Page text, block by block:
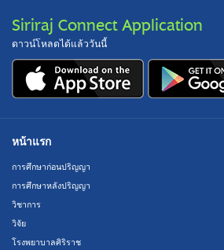
Siriraj Connect Application
ดาวน์โหลดได้แล้ววันนี้
หน้าแรก
การศึกษาก่อนปริญญา
การศึกษาหลังปริญญา
วิชาการ
วิจัย
โรงพยาบาลศิริราช